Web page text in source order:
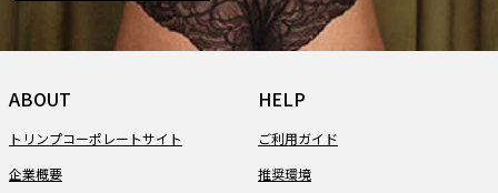
ABOUT
トリンプコーポレートサイト
企業概要
HELP
ご利用ガイド
推奨環境